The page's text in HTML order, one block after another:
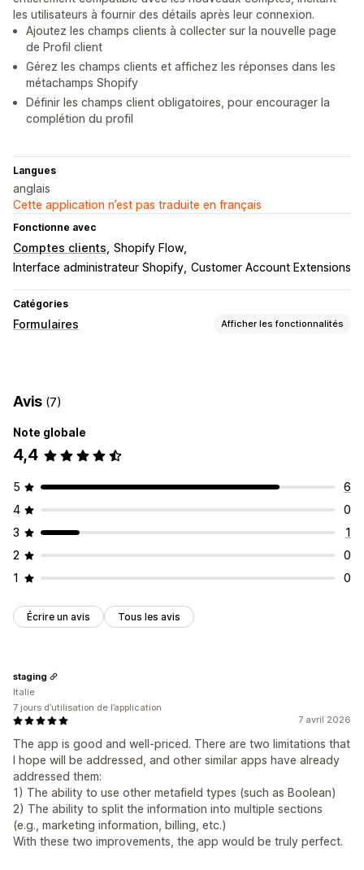
les utilisateurs à fournir des détails après leur connexion.
Ajoutez les champs clients à collecter sur la nouvelle page
de Profil client
Gérez les champs clients et affichez les réponses dans les
métachamps Shopify
Définir les champs client obligatoires, pour encourager la
complétion du profil
Langues
anglais
Cette application n’est pas traduite en français
Fonctionne avec
Comptes clients Shopify Flow
Interface administrateur Shopify Customer Account Extensions
Catégories
Formulaires Afficher les fonctionnalités
Champs personnalisés
Avis (7)
Note globale
4,4
5
6
4
0
3
1
2
0
1
0
Écrire un avis Tous les avis
7 avril 2026
The app is good and well-priced. There are two limitations that
I hope will be addressed, and other similar apps have already
addressed them:
1) The ability to use other metafield types (such as Boolean)
2) The ability to split the information into multiple sections
(e.g., marketing information, billing, etc.)
With these two improvements, the app would be truly perfect.
staging
Italie
7 jours d’utilisation de l’application